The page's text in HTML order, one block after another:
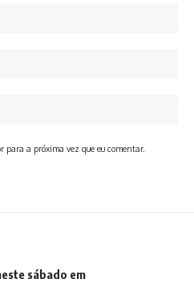
para a próxima vez que eu comentar.
sábado em